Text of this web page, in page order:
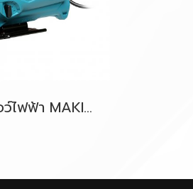
เลื่อยจิ๊กซอว์ไฟฟ้า MAKITA M4301B 450W